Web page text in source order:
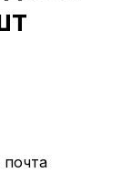
почта